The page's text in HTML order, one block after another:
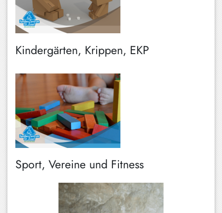
Kindergärten, Krippen, EKP
Sport, Vereine und Fitness